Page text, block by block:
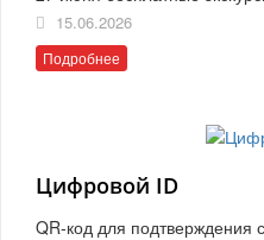
15.06.2026
Подробнее
Цифровой ID
QR-код для подтверждения